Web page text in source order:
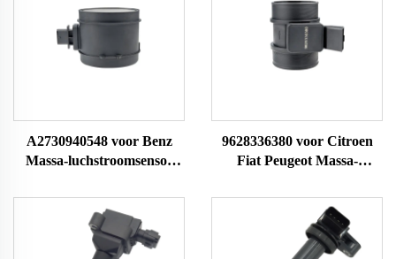
A2730940548 voor Benz
Massa-luchstroomsensor
0280218173 0280218190
30114 558131 101355 29516
38788 7516213 42862
9628336380 voor Citroen
Fiat Peugeot Massa-
meter 22682 MF005 38618
8ET009142141 70640005
7516086 42303 86086